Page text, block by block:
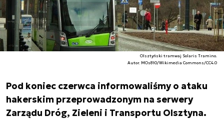
Olsztyński tramwaj Solaris Tramino.
Autor. MOs810/Wikimedia Commons/CC4.0
Pod koniec czerwca informowaliśmy o ataku
hakerskim przeprowadzonym na serwery
Zarządu Dróg, Zieleni i Transportu Olsztyna.